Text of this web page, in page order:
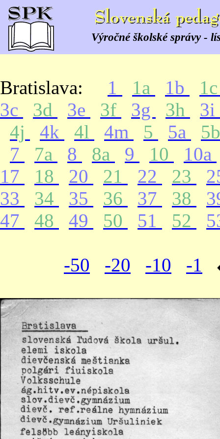
Výročné školské správy -
Bratislava: 1 1a 1b
3c
3d 3e 3f 3g 3h
3i
4j
4k 4l 4m 5 5a
7
7a 8 8a 9 10
10a
17
18 20 21 22 23
33
34 35 36 37 38
47
48 49 50 51 52
-50 -20 -10 -1